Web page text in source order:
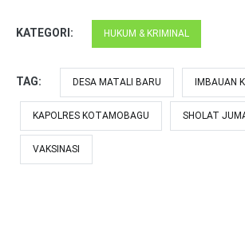
KATEGORI: HUKUM & KRIMINAL
TAG: DESA MATALI BARU IMBAUAN
KAPOLRES KOTAMOBAGU SHOLAT
VAKSINASI